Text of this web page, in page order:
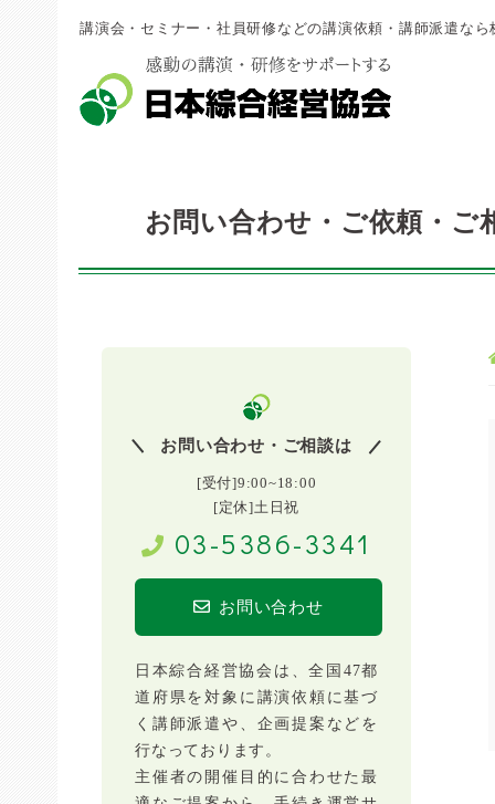
講演会・セミナー・社員研修などの講演依頼・講師派遣な
お問い合わせ・ご依頼・ご
お問い合わせ・ご相談は
[受付]9:00~18:00
[定休]土日祝
03-5386-3341
お問い合わせ
日本綜合経営協会は、全国47都
道府県を対象に講演依頼に基づ
く講師派遣や、企画提案などを
行なっております。
主催者の開催目的に合わせた最